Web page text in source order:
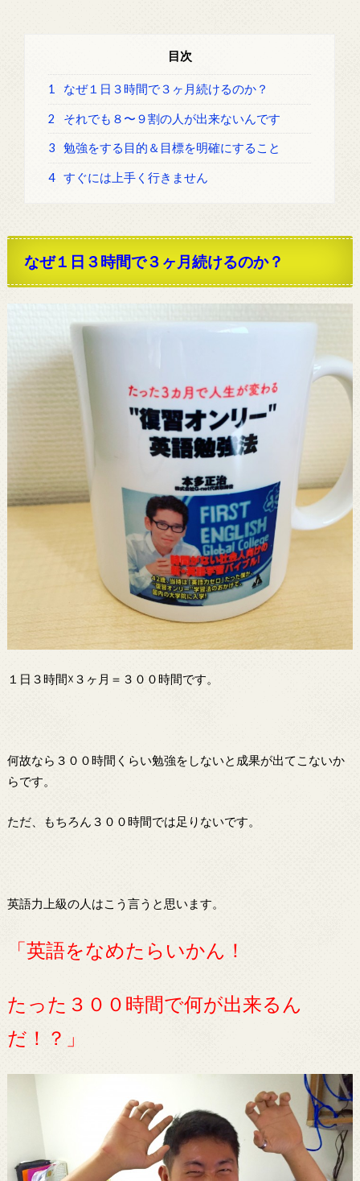
目次
1 なぜ１日３時間で３ヶ月続けるのか？
2 それでも８〜９割の人が出来ないんです
3 勉強をする目的＆目標を明確にすること
4 すぐには上手く行きません
なぜ１日３時間で３ヶ月続けるのか？
１日３時間☓３ヶ月＝３００時間です。
何故なら３００時間くらい勉強をしないと成果が出てこないか
らです。
ただ、もちろん３００時間では足りないです。
英語力上級の人はこう言うと思います。
「英語をなめたらいかん！
たった３００時間で何が出来るん
だ！？」